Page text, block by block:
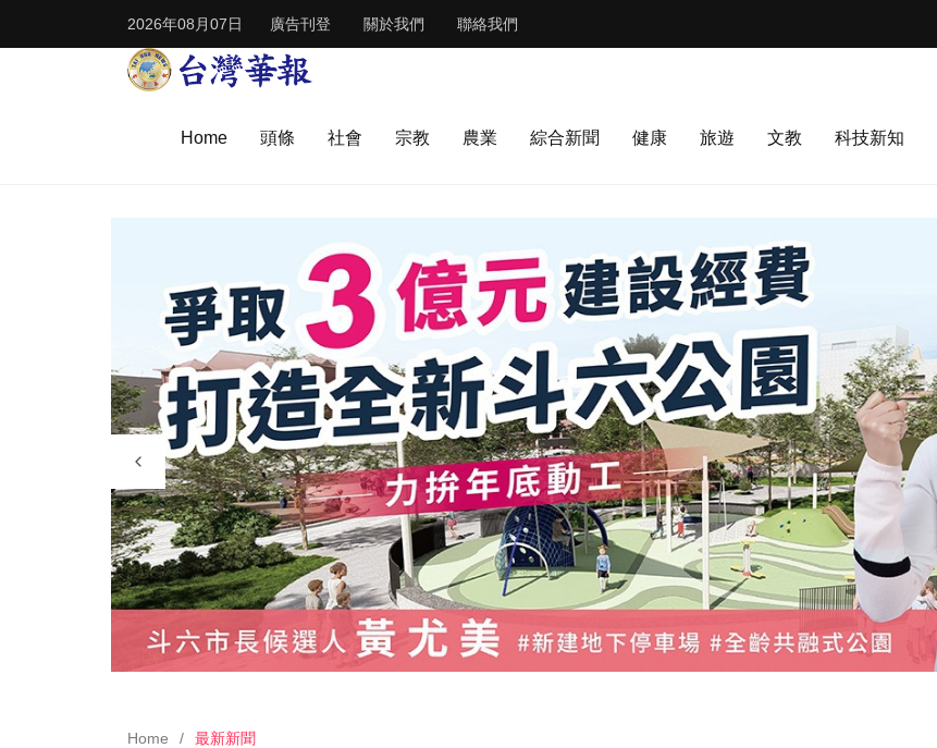
2026年08月07日 廣告刊登 關於我們 聯絡我們
Home 頭條 社會 宗教 農業 綜合新聞 健康 旅遊 文教 科技新知
Home 最新新聞